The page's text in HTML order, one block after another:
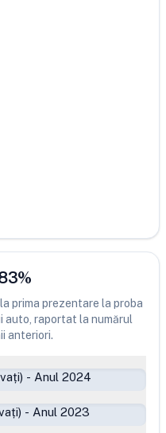
%
prima prezentare la proba
auto, raportat la numărul
anteriori.
- Anul 2024
- Anul 2023